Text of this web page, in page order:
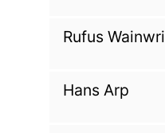
Rufus
Hans Arp